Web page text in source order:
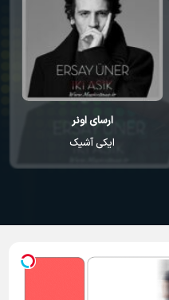
ارسای اونر
ایکی آشیک